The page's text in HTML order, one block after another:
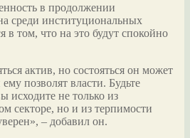
в продолжении
среди институциональных
в том, что на это будут спокойно
актив, но состояться он может
позволят власти. Будьте
исходите не только из
секторе, но и из терпимости
– добавил он.